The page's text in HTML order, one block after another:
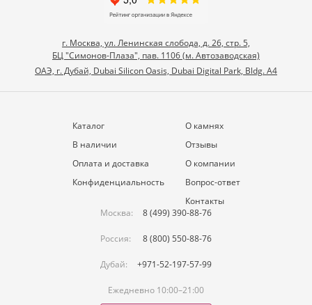
г. Москва, ул. Ленинская слобода, д. 26, стр. 5,
БЦ "Симонов-Плаза", пав. 1106 (м. Автозаводская)
ОАЭ, г. Дубай, Dubai Silicon Oasis, Dubai Digital Park, Bldg. A4
Каталог
В наличии
Оплата и доставка
Конфиденциальность
О камнях
Отзывы
О компании
Вопрос-ответ
Контакты
Москва:
8 (499) 390-88-76
Россия: 8 (800) 550-88-76
Дубай: +971-52-197-57-99
Ежедневно 10:00–21:00